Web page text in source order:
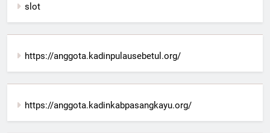
slot
https://anggota.kadinpulausebetul.org/
https://anggota.kadinkabpasangkayu.org/